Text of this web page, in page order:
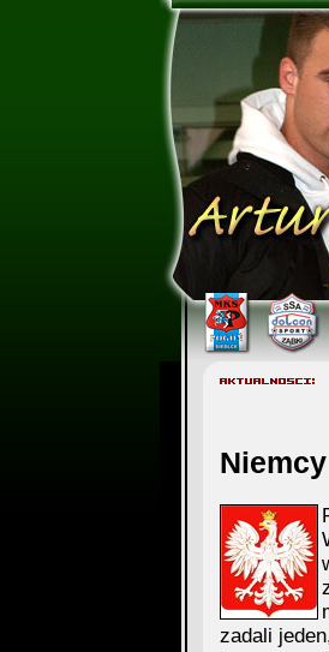
zadali